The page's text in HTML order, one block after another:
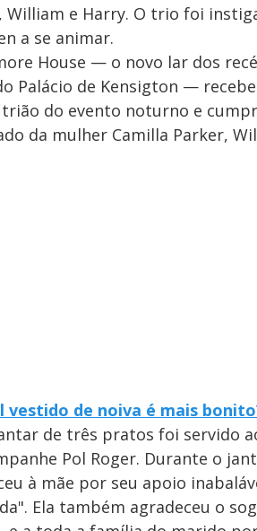
e Harry. O trio foi
a se animar.
House — o novo lar dos
Palácio de Kensigton —
do evento noturno e
da mulher Camilla Parker,
vestido de noiva é mais
de três pratos foi servido
Pol Roger. Durante o
à mãe por seu apoio
Ela também agradeceu o